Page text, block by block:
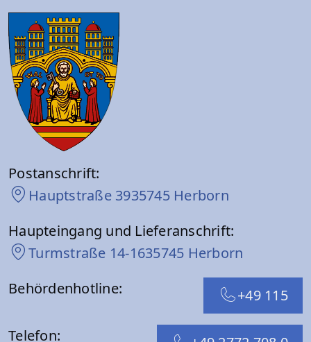
Postanschrift:
Hauptstraße 3935745 Herborn
Haupteingang und Lieferanschrift:
Turmstraße 14-1635745 Herborn
Behördenhotline:
+49 115
Telefon: